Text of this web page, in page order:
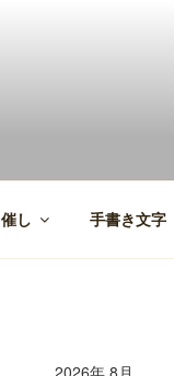
催し 手書き文字
2026年 8月